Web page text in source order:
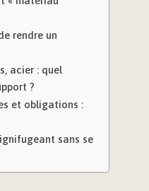
rendre un
acier : quel
?
et obligations :
sans se